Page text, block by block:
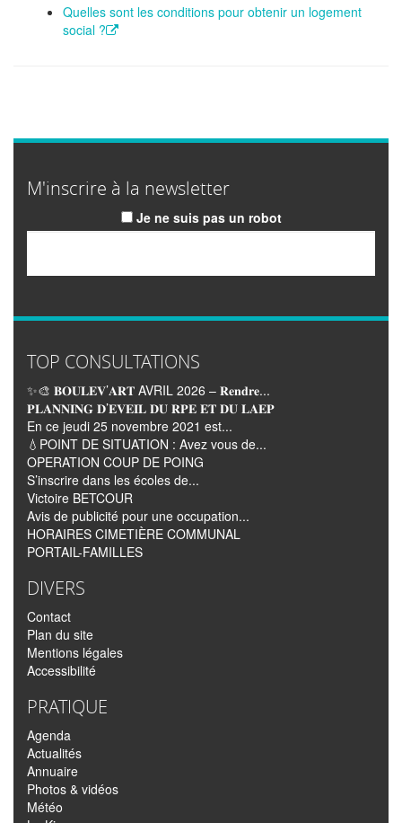
Quelles sont les conditions pour obtenir un logement
social ?
M'inscrire à la newsletter
Je ne suis pas un robot
TOP CONSULTATIONS
✨🎨 𝐁𝐎𝐔𝐋𝐄𝐕’𝐀𝐑𝐓 AVRIL 2026 – 𝐑𝐞𝐧𝐝𝐫𝐞...
𝐏𝐋𝐀𝐍𝐍𝐈𝐍𝐆 𝐃’𝐄𝐕𝐄𝐈𝐋 𝐃𝐔 𝐑𝐏𝐄 𝐄𝐓 𝐃𝐔 𝐋𝐀𝐄𝐏
En ce jeudi 25 novembre 2021 est...
💧POINT DE SITUATION : Avez vous de...
OPERATION COUP DE POING
S’inscrire dans les écoles de...
Victoire BETCOUR
Avis de publicité pour une occupation...
HORAIRES CIMETIÈRE COMMUNAL
PORTAIL-FAMILLES
DIVERS
Contact
Plan du site
Mentions légales
Accessibilité
PRATIQUE
Agenda
Actualités
Annuaire
Photos & vidéos
Météo